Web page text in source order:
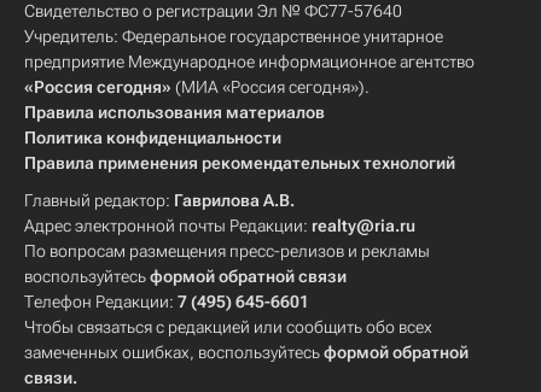
Свидетельство о регистрации Эл № ФС77-57640
Учредитель: Федеральное государственное унитарное
предприятие Международное информационное агентство
«Россия сегодня» (МИА «Россия сегодня»).
Правила использования материалов
Политика конфиденциальности
Правила применения рекомендательных технологий
Главный редактор: Гаврилова А.В.
Адрес электронной почты Редакции: realty@ria.ru
По вопросам размещения пресс-релизов и рекламы
воспользуйтесьформой обратной связи
Телефон Редакции: 7 (495) 645-6601
Чтобы связаться с редакцией или сообщить обо всех
замеченных ошибках, воспользуйтесьформой обратной
связи.